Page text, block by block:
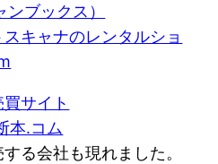
ブックス）
キャナのレンタルショ
サイト
本.コム
る会社も現れました。